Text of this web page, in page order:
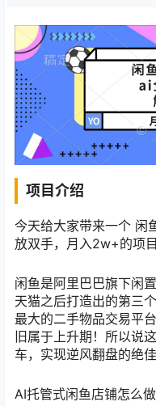
项目介绍
今天给大家带来一个 闲
放双手，月入2w+的项目
闲鱼是阿里巴巴旗下闲
天猫之后打造出的第三
最大的二手物品交易平
旧属于上升期！所以说
车，实现逆风翻盘的绝佳
AI托管式闲鱼店铺怎么做